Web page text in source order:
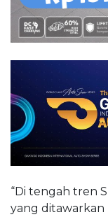
“Di tengah tren
yang ditawarkan